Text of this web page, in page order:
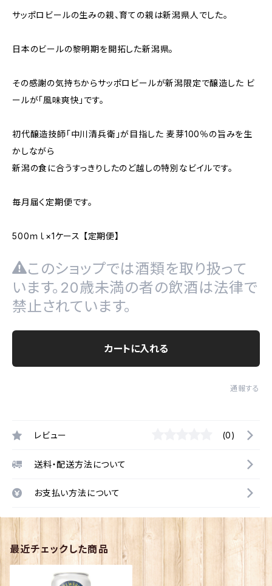
サッポロビールの生みの親、育ての親は新潟県人でした。
日本のビールの黎明期を開拓した新潟県。
その感謝の気持ちからサッポロビールが新潟限定で醸造した ビ
ールが「風味爽快」です。
初代醸造技師「中川清兵衛」が目指した 麦芽100％の旨みを生
かしながら
新潟の食に合うすっきりしたのど越しの特別なビイルです。
毎月届く定期便です。
500ｍｌ×1ケース 【定期便】
このショップでは酒類を取り扱って
います。20歳未満の者の飲酒は法律で
禁止されています。
カートに入れる
通報する
レビュー (0)
送料・配送方法について
お支払い方法について
最近チェックした商品